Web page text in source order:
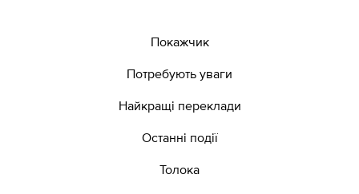
Покажчик
Потребують уваги
Найкращі переклади
Останні події
Толока